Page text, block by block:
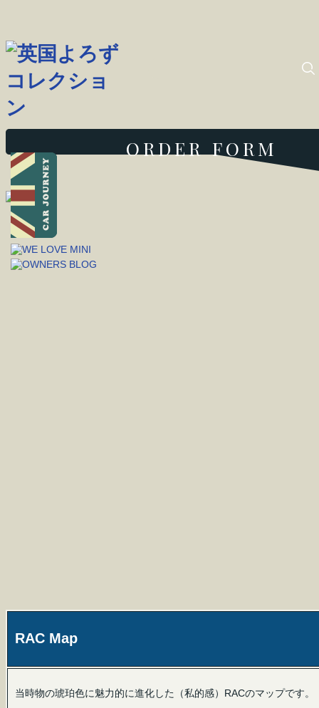
RAC Map
当時物の琥珀色に魅力的に進化した（私的感）RACのマップです。
ORDER FORM